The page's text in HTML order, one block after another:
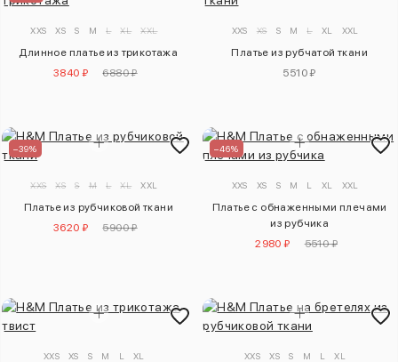
XXS XS S M L XL XXL
Длинное платье из трикотажа
3840 ₽
6880 ₽
XXS XS S M L XL XXL
Платье из рубчатой ткани
5510 ₽
–39%
XXS XS S M L XL XXL
Платье из рубчиковой ткани
3620 ₽
5900 ₽
–46%
XXS XS S M L XL XXL
Платье с обнаженными плечами
из рубчика
2980 ₽
5510 ₽
XXS XS S M L XL XXS XS S M L XL